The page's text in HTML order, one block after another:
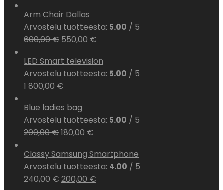
Arm Chair Dallas
Arvostelu tuotteesta: 5.00 / 5
600,00€ 550,00 €
LED Smart television
Arvostelu tuotteesta: 5.00 / 5
1 800,00 €
Blue ladies bag
Arvostelu tuotteesta: 5.00 / 5
200,00€180,00 €
Classy Samsung Smartphone
Arvostelu tuotteesta: 4.00 / 5
240,00€200,00 €